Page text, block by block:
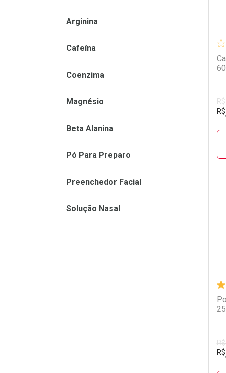
R$
R$
Arginina
Cafeína
Coenzima
Magnésio
Beta Alanina
Pó Para Preparo
Preenchedor Facial
Solução Nasal